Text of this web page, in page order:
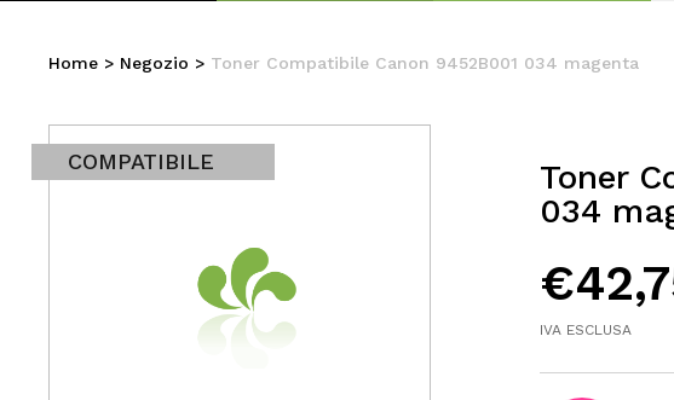
Home > Negozio > Toner Compatibile Canon 9452B001 034 magenta
COMPATIBILE
Toner
034
€
IVA ESCLUSA